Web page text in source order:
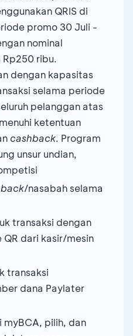
QRIS di
promo 30 Juli -
nominal
Rp250 ribu.
dengan kapasitas
selama periode
pelanggan atas
ketentuan
cashback. Program
unsur undian,
/nasabah selama
transaksi dengan
QR dari kasir/mesin
transaksi
dana Paylater
myBCA, pilih, dan